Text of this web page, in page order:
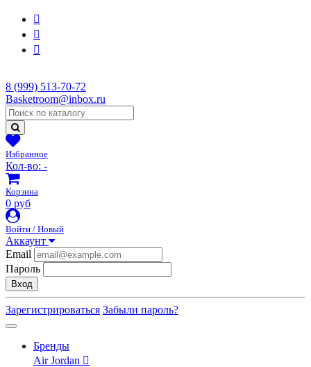
8 (999) 513-70-72
Basketroom@inbox.ru
Избранное
Кол-во: -
Корзина
0 руб
Войти / Новый
Аккаунт
Email
Пароль
Вход
Зарегистрироваться Забыли пароль?
Бренды
Air Jordan